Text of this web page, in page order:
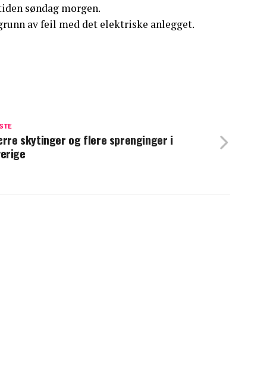
søndag morgen.
av feil med det elektriske anlegget.
skytinger og flere sprenginger i